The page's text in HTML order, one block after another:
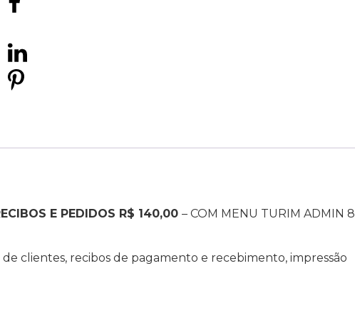
E PEDIDOS R$ 140,00 – COM MENU TURIM ADMIN 8
clientes, recibos de pagamento e recebimento, impressão